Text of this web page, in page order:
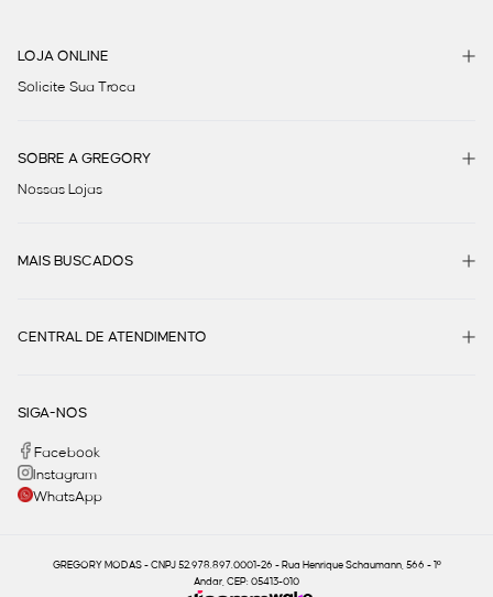
LOJA ONLINE
Solicite Sua Troca
SOBRE A GREGORY
Nossas Lojas
MAIS BUSCADOS
CENTRAL DE ATENDIMENTO
SIGA-NOS
Facebook
Instagram
WhatsApp
GREGORY MODAS - CNPJ 52.978.897.0001-26 - Rua Henrique Schaumann, 566 - 1º
Andar, CEP: 05413-010